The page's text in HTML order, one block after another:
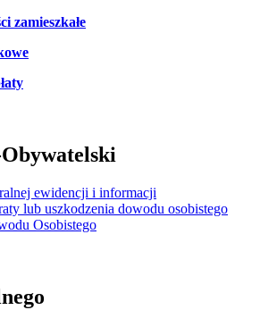
zamieszkałe
Obywatelski
ewidencji i informacji
lub uszkodzenia dowodu osobistego
Osobistego